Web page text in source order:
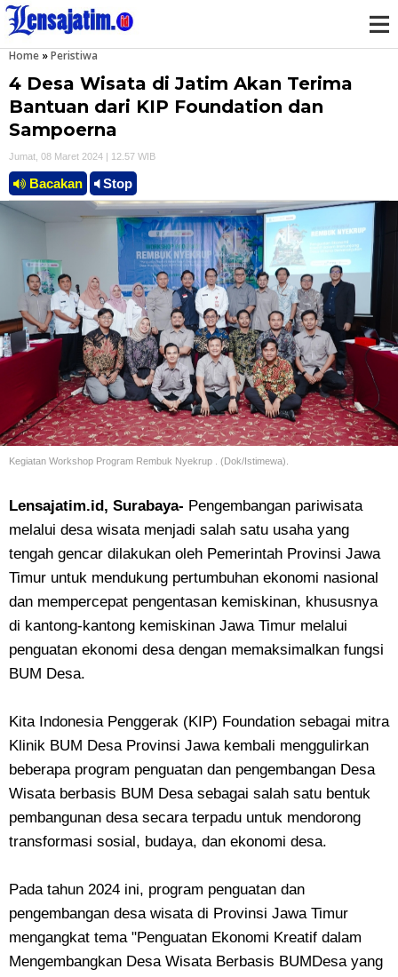
Home »Peristiwa
4 Desa Wisata di Jatim Akan Terima
Bantuan dari KIP Foundation dan
Sampoerna
Jumat, 08 Maret 2024 | 12.57 WIB
Bacakan Stop
Kegiatan Workshop Program Rembuk Nyekrup . (Dok/Istimewa).
Lensajatim.id, Surabaya- Pengembangan pariwisata
melalui desa wisata menjadi salah satu usaha yang
tengah gencar dilakukan oleh Pemerintah Provinsi Jawa
Timur untuk mendukung pertumbuhan ekonomi nasional
dan mempercepat pengentasan kemiskinan, khususnya
di kantong-kantong kemiskinan Jawa Timur melalui
penguatan ekonomi desa dengan memaksimalkan fungsi
BUM Desa.
Kita Indonesia Penggerak (KIP) Foundation sebagai mitra
Klinik BUM Desa Provinsi Jawa kembali menggulirkan
beberapa program penguatan dan pengembangan Desa
Wisata berbasis BUM Desa sebagai salah satu bentuk
pembangunan desa secara terpadu untuk mendorong
transformasi sosial, budaya, dan ekonomi desa.
Pada tahun 2024 ini, program penguatan dan
pengembangan desa wisata di Provinsi Jawa Timur
mengangkat tema "Penguatan Ekonomi Kreatif dalam
Mengembangkan Desa Wisata Berbasis BUMDesa yang